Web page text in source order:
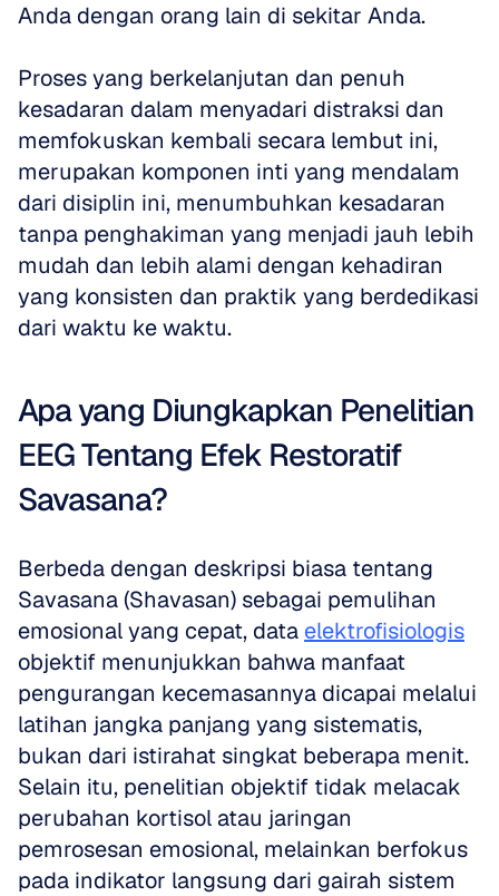
Anda dengan orang lain di sekitar Anda.
Proses yang berkelanjutan dan penuh
kesadaran dalam menyadari distraksi dan
memfokuskan kembali secara lembut ini,
merupakan komponen inti yang mendalam
dari disiplin ini, menumbuhkan kesadaran
tanpa penghakiman yang menjadi jauh lebih
mudah dan lebih alami dengan kehadiran
yang konsisten dan praktik yang berdedikasi
dari waktu ke waktu.
Apa yang Diungkapkan Penelitian
EEG Tentang Efek Restoratif
Savasana?
Berbeda dengan deskripsi biasa tentang
Savasana (Shavasan) sebagai pemulihan
emosional yang cepat, data elektrofisiologis
objektif menunjukkan bahwa manfaat
pengurangan kecemasannya dicapai melalui
latihan jangka panjang yang sistematis,
bukan dari istirahat singkat beberapa menit.
Selain itu, penelitian objektif tidak melacak
perubahan kortisol atau jaringan
pemrosesan emosional, melainkan berfokus
pada indikator langsung dari gairah sistem